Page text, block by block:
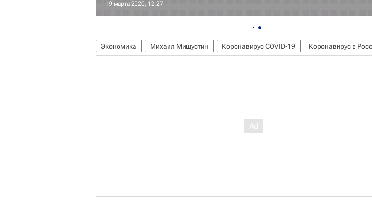
19 марта 2020, 12:27
Экономика Михаил Мишустин Коронавирус COVID-19 Коронавирус в